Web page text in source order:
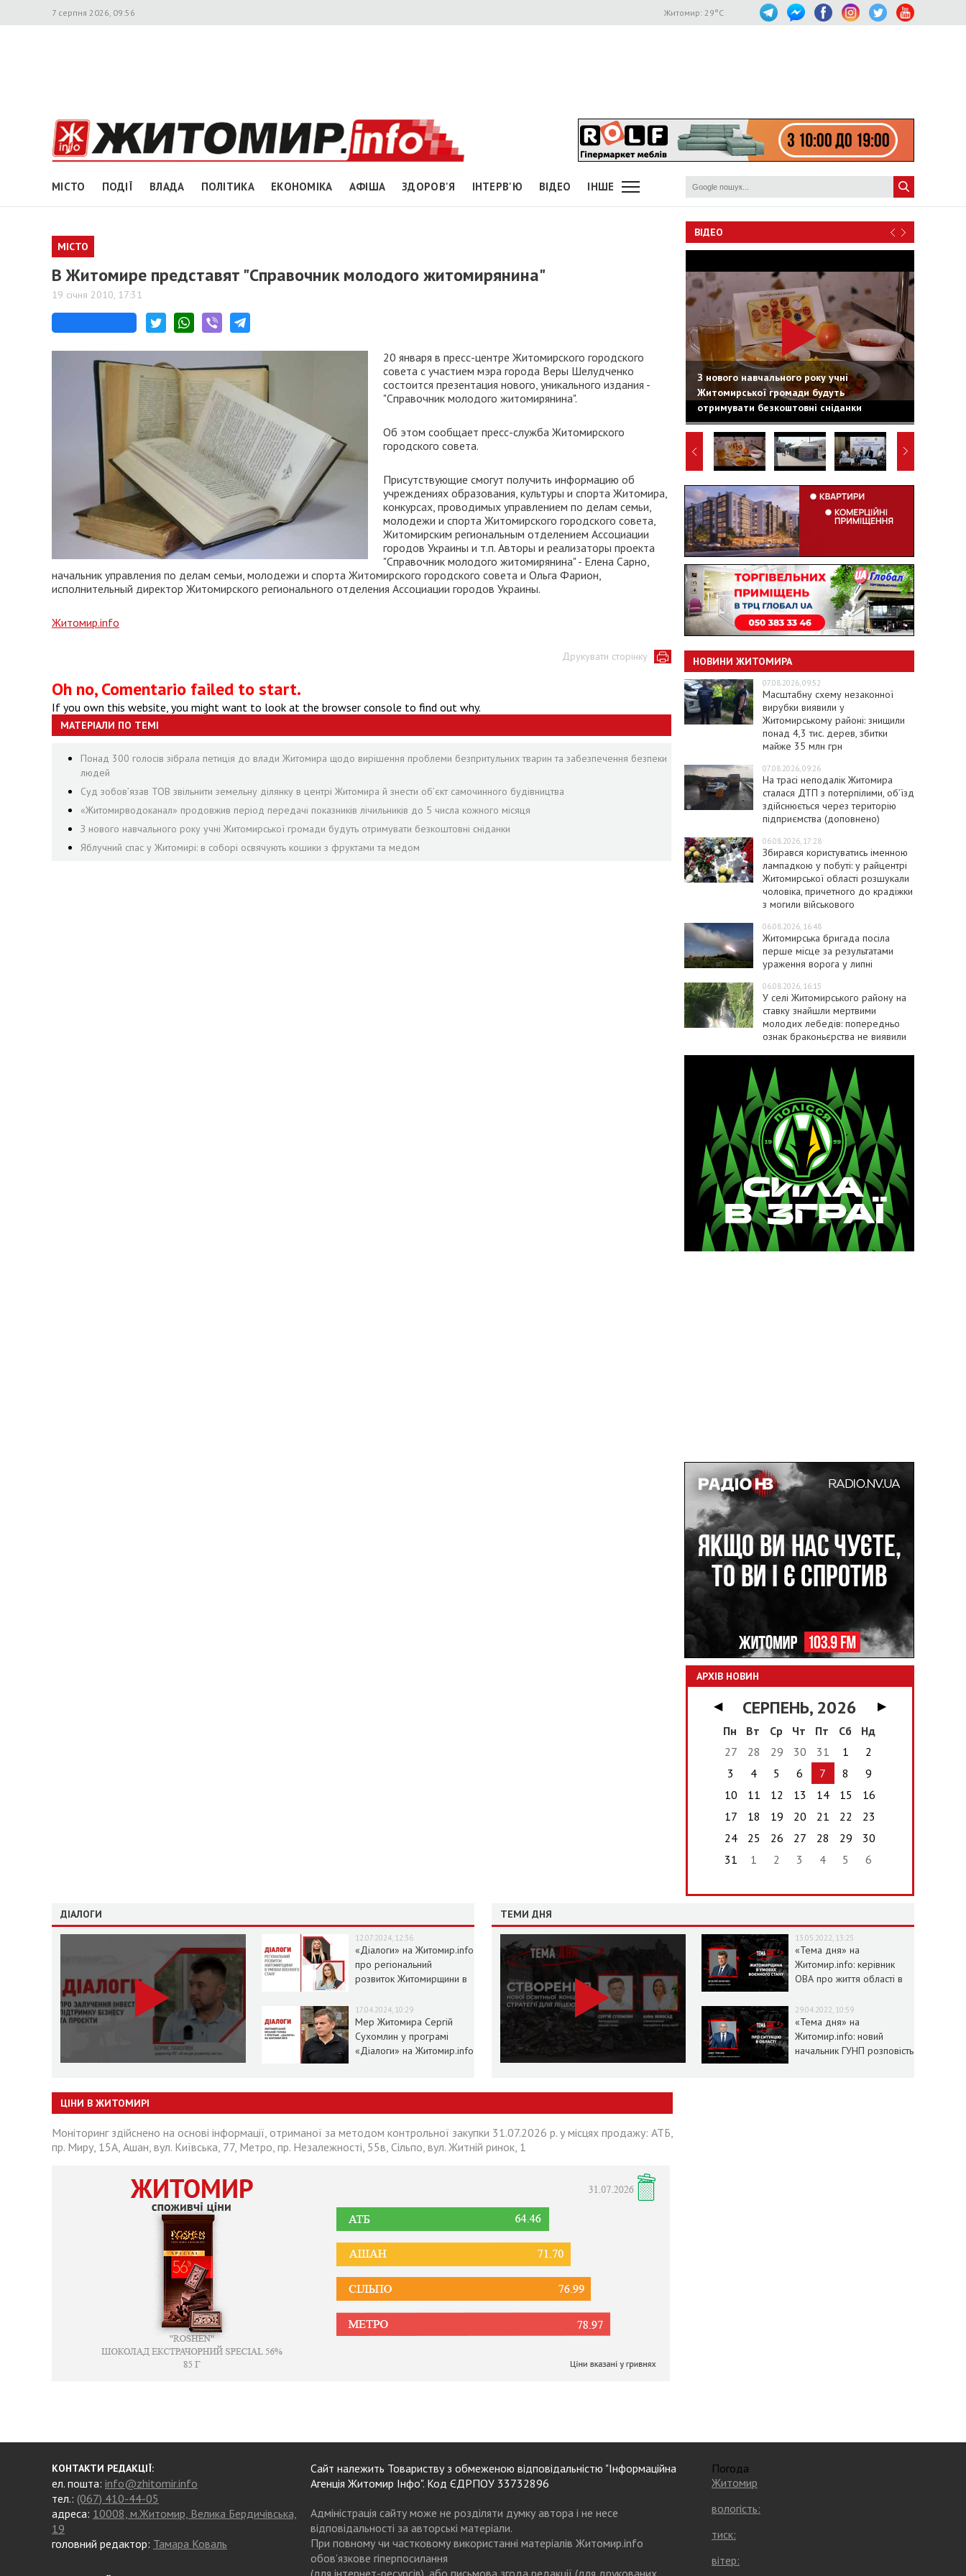
7 серпня 2026, 09:56 Житомир: 29°C
МІСТО ПОДІЇ ВЛАДА ПОЛІТИКА ЕКОНОМІКА АФІША ЗДОРОВ'Я ІНТЕРВ'Ю ВІДЕО ІНШЕ
МІСТО
В Житомире представят "Справочник молодого житомирянина"
19 січня 2010, 17:31
20 января в пресс-центре Житомирского городского
совета с участием мэра города Веры Шелудченко
состоится презентация нового, уникального издания -
"Справочник молодого житомирянина".
Об этом сообщает пресс-служба Житомирского
городского совета.
Присутствующие смогут получить информацию об
учреждениях образования, культуры и спорта Житомира,
конкурсах, проводимых управлением по делам семьи,
молодежи и спорта Житомирского городского совета,
Житомирским региональным отделением Ассоциации
городов Украины и т.п. Авторы и реализаторы проекта
"Справочник молодого житомирянина" - Елена Сарно,
начальник управления по делам семьи, молодежи и спорта Житомирского городского совета и Ольга Фарион,
исполнительный директор Житомирского регионального отделения Ассоциации городов Украины.
Житомир.info
Друкувати сторінку
Oh no, Comentario failed to start.
If you own this website, you might want to look at the browser console to find out why.
МАТЕРІАЛИ ПО ТЕМІ
Понад 300 голосів зібрала петиція до влади Житомира щодо вирішення проблеми безпритульних тварин та забезпечення безпеки
людей
Суд зобов’язав ТОВ звільнити земельну ділянку в центрі Житомира й знести об’єкт самочинного будівництва
«Житомирводоканал» продовжив період передачі показників лічильників до 5 числа кожного місяця
З нового навчального року учні Житомирської громади будуть отримувати безкоштовні сніданки
Яблучний спас у Житомирі: в соборі освячують кошики з фруктами та медом
ВІДЕО
З нового навчального року учні
Житомирської громади будуть
отримувати безкоштовні сніданки
НОВИНИ ЖИТОМИРА
07.08.2026, 09:52
Масштабну схему незаконної
вирубки виявили у
Житомирському районі: знищили
понад 4,3 тис. дерев, збитки
майже 35 млн грн
07.08.2026, 09:26
На трасі неподалік Житомира
сталася ДТП з потерпілими, об’їзд
здійснюється через територію
підприємства (доповнено)
06.08.2026, 17:28
Збирався користуватись іменною
лампадкою у побуті: у райцентрі
Житомирської області розшукали
чоловіка, причетного до крадіжки
з могили військового
06.08.2026, 16:48
Житомирська бригада посіла
перше місце за результатами
ураження ворога у липні
06.08.2026, 16:15
У селі Житомирського району на
ставку знайшли мертвими
молодих лебедів: попередньо
ознак браконьєрства не виявили
АРХІВ НОВИН
◀ СЕРПЕНЬ, 2026
▶
Пн
Вт Ср Чт Пт Сб
Нд
27
28 29 30 31 1
2
3
4 5 6 7 8
9
10
11 12 13 14 15
16
17
18 19 20 21 22
23
24
25 26 27 28 29
30
31
1 2 3 4 5 6
ДІАЛОГИ
12.07.2024, 12:36
«Діалоги» на Житомир.info
про регіональний
розвиток Житомирщини в
17.04.2024, 10:29
Мер Житомира Сергій
Сухомлин у програмі
«Діалоги» на Житомир.info
ТЕМИ ДНЯ
13.05.2022, 13:25
«Тема дня» на
Житомир.info: керівник
ОВА про життя області в
29.04.2022, 10:59
«Тема дня» на
Житомир.info: новий
начальник ГУНП розповість
ЦІНИ В ЖИТОМИРІ
Моніторинг здійснено на основі інформації, отриманої за методом контрольної закупки 31.07.2026 р. у місцях продажу: АТБ,
пр. Миру, 15А, Ашан, вул. Київська, 77, Метро, пр. Незалежності, 55в, Сільпо, вул. Житній ринок, 1
КОНТАКТИ РЕДАКЦІЇ:
ел. пошта: info@zhitomir.info
тел.: (067) 410-44-05
адреса: 10008, м.Житомир, Велика Бердичівська,
19
головний редактор: Тамара Коваль
Сайт належить Товариству з обмеженою відповідальністю "Інформаційна
Агенція Житомир Інфо". Код ЄДРПОУ 33732896
Адміністрація сайту може не розділяти думку автора і не несе
відповідальності за авторські матеріали.
При повному чи частковому використанні матеріалів Житомир.info
обов’язкове гіперпосилання
(для інтернет-ресурсів), або письмова згода редакції (для друкованих
Погода
Житомир
вологість:
тиск:
вітер: